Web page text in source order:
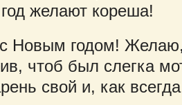
желают кореша!
Новым годом!
чтоб был слегка
свой и, как